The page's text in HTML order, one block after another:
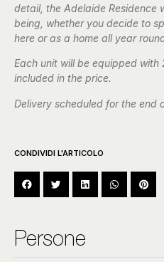
detail, the Adelaide Residence
being, whether you decide to
here or as a home all year
Each unit will be equipped
included in the price.
Delivery scheduled for the end
CONDIVIDI L'ARTICOLO
Persone